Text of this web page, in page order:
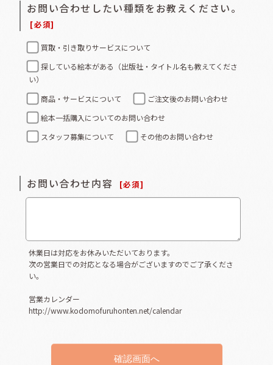
お問い合わせしたい種類をお教えください。
[必須]
買取・引き取りサービスについて
探している絵本がある（出版社・タイトル名も教えてくださ
い）
商品・サービスについて
ご注文後のお問い合わせ
絵本一括購入についてのお問い合わせ
スタッフ募集について
その他のお問い合わせ
お問い合わせ内容 [必須]
休業日は対応をお休みいただいております。
次の営業日での対応となる場合がございますのでご了承くださ
い。
営業カレンダー
http://www.kodomofuruhonten.net/calendar
確認画面へ